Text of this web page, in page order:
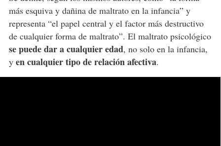
más esquiva y dañina de maltrato en la infancia” y
representa “el papel central y el factor más destructivo
de cualquier forma de maltrato”. El maltrato psicológico
se puede dar a cualquier edad, no solo en la infancia,
y en cualquier tipo de relación afectiva.